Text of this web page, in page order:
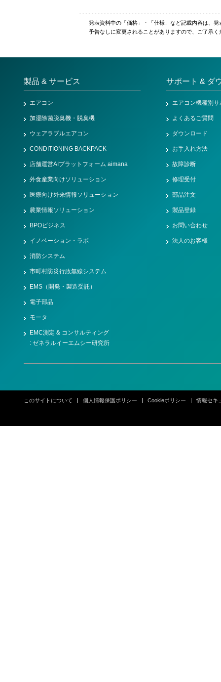
発表資料中の「価格」・「仕様」など記載内容は、発
予告なしに変更されることがありますので、ご了承く
製品 & サービス
エアコン
加湿除菌脱臭機・脱臭機
ウェアラブルエアコン
CONDITIONING BACKPACK
店舗運営AIプラットフォーム aimana
外食産業向けソリューション
医療向け外来情報ソリューション
農業情報ソリューション
BPOビジネス
イノベーション・ラボ
消防システム
市町村防災行政無線システム
EMS（開発・製造受託）
電子部品
モータ
EMC測定 & コンサルティング
: ゼネラルイーエムシー研究所
サポート & ダ
エアコン機種別
よくあるご質問
ダウンロード
お手入れ方法
故障診断
修理受付
部品注文
製品登録
お問い合わせ
法人のお客様
このサイトについて 個人情報保護ポリシー Cookieポリシー 情報セキ